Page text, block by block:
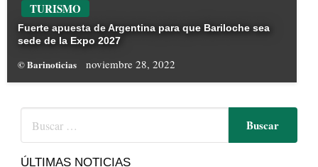
TURISMO
Fuerte apuesta de Argentina para que Bariloche sea
sede de la Expo 2027
© Barinoticias noviembre 28, 2022
ÚLTIMAS NOTICIAS